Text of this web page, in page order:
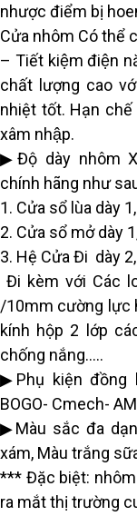
nhược điểm bị
Cửa nhôm Có thể
– Tiết kiệm điện
chất lượng cao
nhiệt tốt. Hạn
xâm nhập.
▶Độ dày nhôm
chính hãng như
1. Cửa sổ lùa dày
2. Cửa sổ mở dày
3. Hệ Cửa Đi dày
Đi kèm với Các
/10mm cường lực
kính hộp 2 lớp
chống nắng…..
▶Phụ kiện đồng
BOGO- Cmech-
▶Màu sắc đa
xám, Màu trắng
*** Đặc biệt: nhôm
ra mắt thị trường